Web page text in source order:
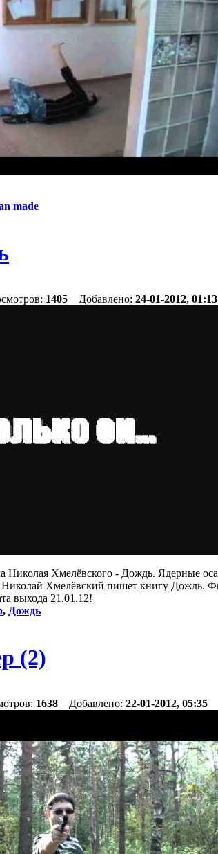
made
1405 Добавлено: 24-01-2012, 01:13
Хмелёвского - Дождь. Ядерные
Николай Хмелёвский пишет книгу Дождь.
выхода 21.01.12!
, Дождь
(2)
1638 Добавлено: 22-01-2012, 05:35